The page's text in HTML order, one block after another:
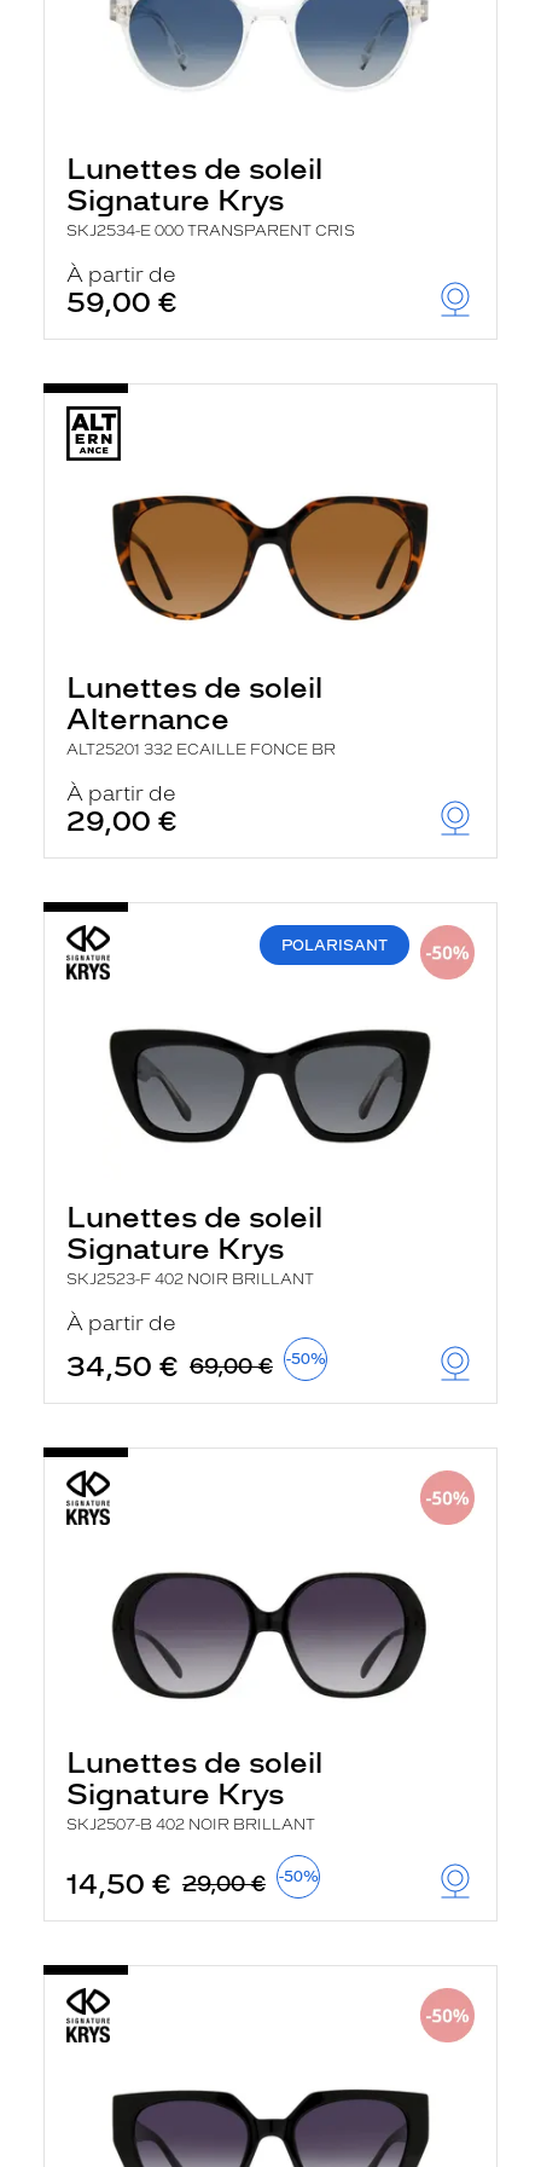
Lunettes de soleil
Signature Krys
SKJ2534-E 000 TRANSPARENT CRIS
À partir de
59,00 €
Lunettes de soleil
Alternance
ALT25201 332 ECAILLE FONCE BR
À partir de
29,00 €
POLARISANT
Lunettes de soleil
Signature Krys
SKJ2523-F 402 NOIR BRILLANT
À partir de
34,50 € 69,00 € -50%
Lunettes de soleil
Signature Krys
SKJ2507-B 402 NOIR BRILLANT
14,50 € 29,00 € -50%